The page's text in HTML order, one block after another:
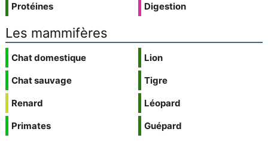
Protéines
Digestion
Les mammifères
Chat domestique
Chat sauvage
Renard
Primates
Lion
Tigre
Léopard
Guépard